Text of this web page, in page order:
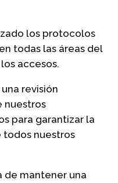
los protocolos
todas las áreas del
accesos.
revisión
nuestros
para garantizar la
todos nuestros
de mantener una